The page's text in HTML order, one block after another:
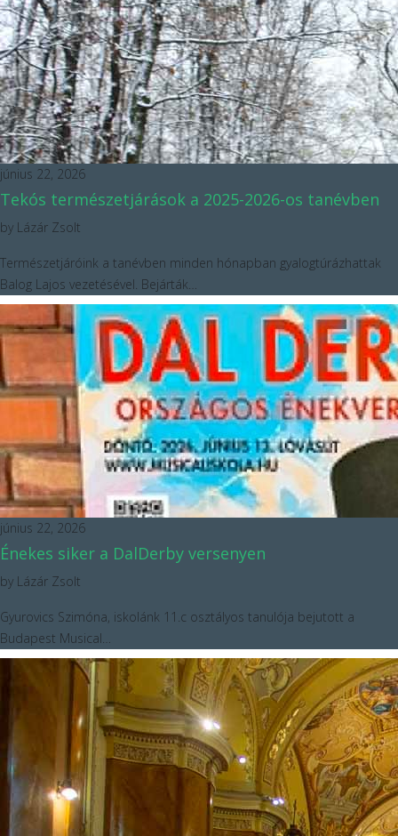
június 22, 2026
Tekós természetjárások a 2025-2026-os tanévben
by Lázár Zsolt
Természetjáróink a tanévben minden hónapban gyalogtúrázhattak
Balog Lajos vezetésével. Bejárták…
június 22, 2026
Énekes siker a DalDerby versenyen
by Lázár Zsolt
Gyurovics Szimóna, iskolánk 11.c osztályos tanulója bejutott a
Budapest Musical…